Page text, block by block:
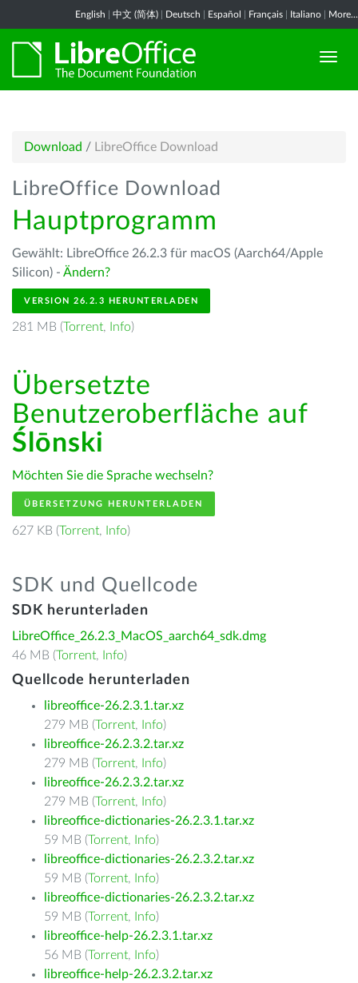
English 中文 (简体) Deutsch Español Français Italiano More...
Download / LibreOffice Download
LibreOffice Download
Hauptprogramm
Gewählt: LibreOffice 26.2.3 für macOS (Aarch64/Apple
Silicon) - Ändern?
VERSION 26.2.3 HERUNTERLADEN
281 MB (Torrent, Info)
Übersetzte
Benutzeroberfläche auf
Ślōnski
Möchten Sie die Sprache wechseln?
ÜBERSETZUNG HERUNTERLADEN
627 KB (Torrent, Info)
SDK und Quellcode
SDK herunterladen
LibreOffice_26.2.3_MacOS_aarch64_sdk.dmg
46 MB (Torrent, Info)
Quellcode herunterladen
libreoffice-26.2.3.1.tar.xz
279 MB (Torrent, Info)
libreoffice-26.2.3.2.tar.xz
279 MB (Torrent, Info)
libreoffice-26.2.3.2.tar.xz
279 MB (Torrent, Info)
libreoffice-dictionaries-26.2.3.1.tar.xz
59 MB (Torrent, Info)
libreoffice-dictionaries-26.2.3.2.tar.xz
59 MB (Torrent, Info)
libreoffice-dictionaries-26.2.3.2.tar.xz
59 MB (Torrent, Info)
libreoffice-help-26.2.3.1.tar.xz
56 MB (Torrent, Info)
libreoffice-help-26.2.3.2.tar.xz